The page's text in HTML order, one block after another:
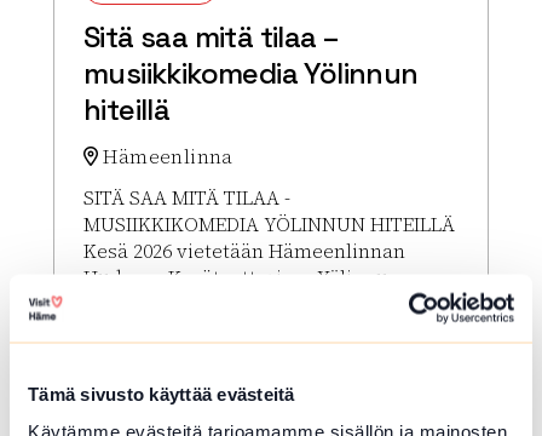
Tämä sivusto käyttää evästeitä
Käytämme evästeitä tarjoamamme sisällön ja mainosten
Sitä saa mitä tilaa –
musiikkikomedia Yölinnun
hiteillä
Hämeenlinna
SITÄ SAA MITÄ TILAA -
MUSIIKKIKOMEDIA YÖLINNUN HITEILLÄ
Kesä 2026 vietetään Hämeenlinnan
Uudessa Kesäteatterissa Yölinnun
musiikin tahdissa. Sitä saa mitä tilaa...
Lue lisää tapahtumasta Sitä saa mitä tilaa –